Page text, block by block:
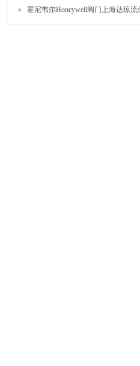
霍尼韦尔Honeywell阀门上海达琼流